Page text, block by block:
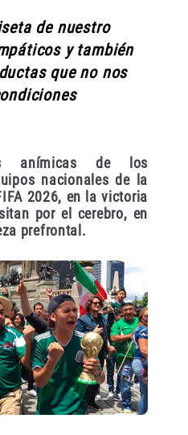
de nuestro
y también
que no nos
anímicas de los
nacionales de la
2026, en la victoria
por el cerebro, en
prefrontal.